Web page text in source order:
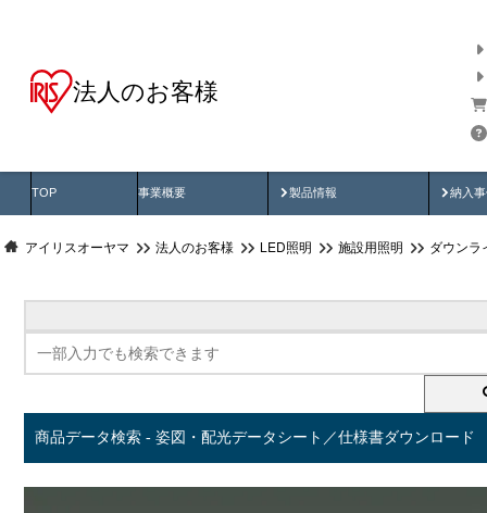
法人のお客様
TOP 事業概要 製品情報
製品動画 納入
納
アイリスオーヤマ 法人のお客様 LED照明 施設用照明 ダウンラ
商品データ検索 - 姿図・配光データシート／仕様書ダウンロード